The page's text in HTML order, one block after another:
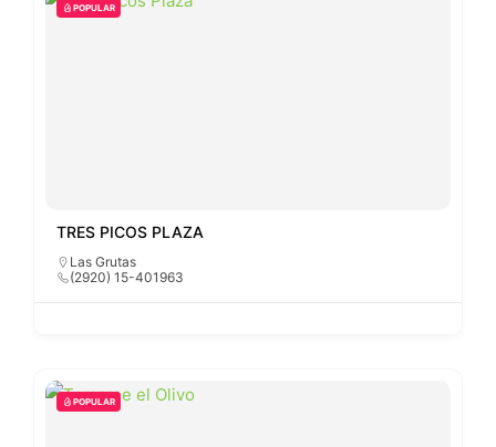
POPULAR
TRES PICOS PLAZA
Las Grutas
(2920) 15-401963
POPULAR